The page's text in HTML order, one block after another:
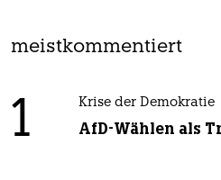
meistkommentiert
1 Krise der Demokratie
AfD-Wählen als